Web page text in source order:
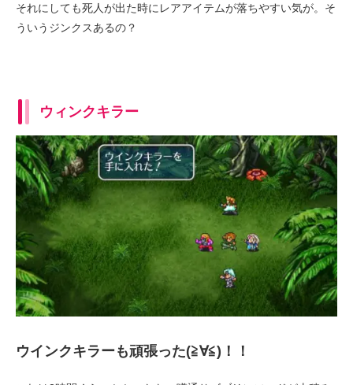
それにしても死人が出た時にレアアイテムが落ちやすい気が。そ
ういうジンクスあるの？
ウィンクキラー
ウインクキラーも頑張った(≧∀≦)！！